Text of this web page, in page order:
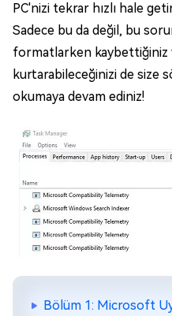
PC'nizi tekrar hızlı hale
Sadece bu da değil, bu
formatlarken kaybettiğiniz
kurtarabileceğinizi de size
okumaya devam ediniz!
Bölüm 1: Microsoft